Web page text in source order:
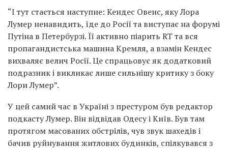
“І тут стається наступне: Кендес Овенс, яку Лора
Лумер ненавидить, їде до Росії та виступає на форумі
Путіна в Петербурзі. Її активно піарить RT та вся
пропагандистська машина Кремля, а взамін Кендес
вихваляє велич Росії. Це спрацьовує як додатковий
подразник і викликає лише сильнішу критику з боку
Лори Лумер”.
У цей самий час в Україні з престуром був редактор
подкасту Лумер. Він відвідав Одесу і Київ. Був там
протягом масованих обстрілів, чув звук шахедів і
бачив руйнування житлових будинків, спілкувався з